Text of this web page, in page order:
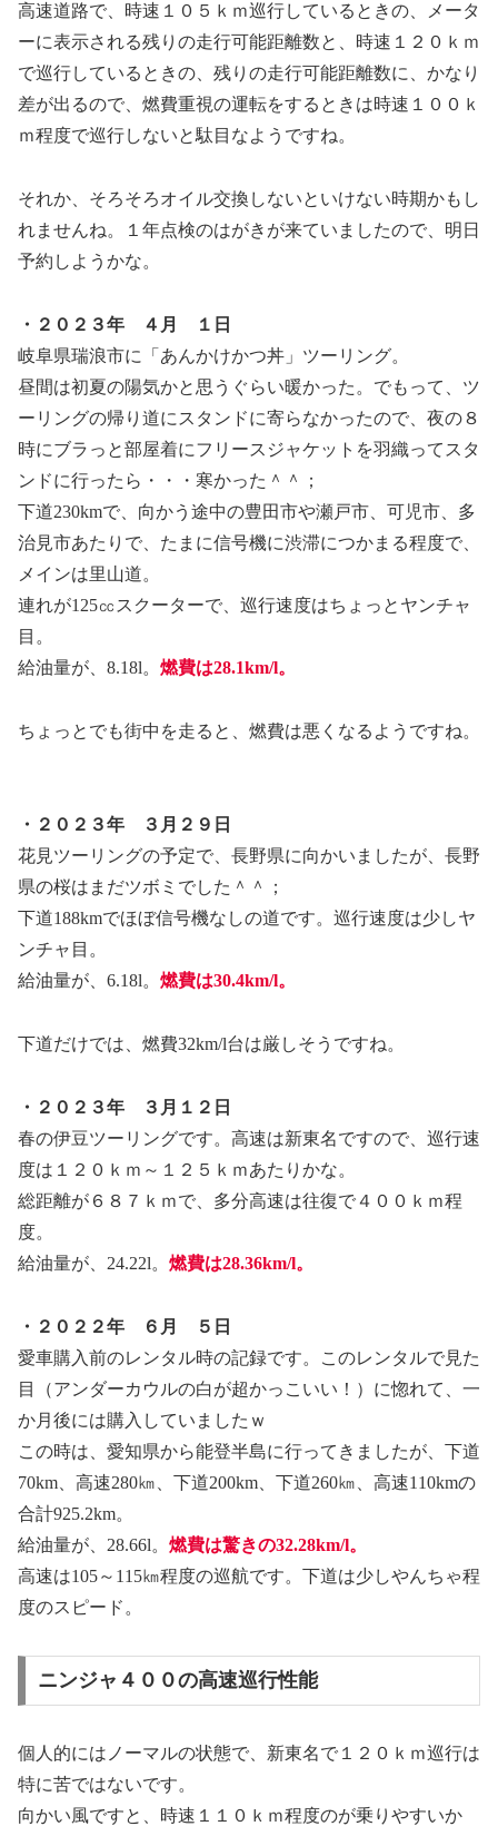
高速道路で、時速１０５ｋｍ巡行しているときの、メータ
ーに表示される残りの走行可能距離数と、時速１２０ｋｍ
で巡行しているときの、残りの走行可能距離数に、かなり
差が出るので、燃費重視の運転をするときは時速１００ｋ
ｍ程度で巡行しないと駄目なようですね。
それか、そろそろオイル交換しないといけない時期かもし
れませんね。１年点検のはがきが来ていましたので、明日
予約しようかな。
・２０２３年 ４月 １日
岐阜県瑞浪市に「あんかけかつ丼」ツーリング。
昼間は初夏の陽気かと思うぐらい暖かった。でもって、ツ
ーリングの帰り道にスタンドに寄らなかったので、夜の８
時にブラっと部屋着にフリースジャケットを羽織ってスタ
ンドに行ったら・・・寒かった＾＾；
下道230kmで、向かう途中の豊田市や瀬戸市、可児市、多
治見市あたりで、たまに信号機に渋滞につかまる程度で、
メインは里山道。
連れが125㏄スクーターで、巡行速度はちょっとヤンチャ
目。
給油量が、8.18l。 燃費は28.1km/l。
ちょっとでも街中を走ると、燃費は悪くなるようですね。
・２０２３年 ３月２９日
花見ツーリングの予定で、長野県に向かいましたが、長野
県の桜はまだツボミでした＾＾；
下道188kmでほぼ信号機なしの道です。巡行速度は少しヤ
ンチャ目。
給油量が、6.18l。 燃費は30.4km/l。
下道だけでは、燃費32km/l台は厳しそうですね。
・２０２３年 ３月１２日
春の伊豆ツーリングです。高速は新東名ですので、巡行速
度は１２０ｋｍ～１２５ｋｍあたりかな。
総距離が６８７ｋｍで、多分高速は往復で４００ｋｍ程
度。
給油量が、24.22l。 燃費は28.36km/l。
・２０２２年 ６月 ５日
愛車購入前のレンタル時の記録です。このレンタルで見た
目（アンダーカウルの白が超かっこいい！）に惚れて、一
か月後には購入していましたｗ
この時は、愛知県から能登半島に行ってきましたが、下道
70km、高速280㎞、下道200km、下道260㎞、高速110kmの
合計925.2km。
給油量が、28.66l。 燃費は驚きの32.28km/l。
高速は105～115㎞程度の巡航です。下道は少しやんちゃ程
度のスピード。
ニンジャ４００の高速巡行性能
個人的にはノーマルの状態で、新東名で１２０ｋｍ巡行は
特に苦ではないです。
向かい風ですと、時速１１０ｋｍ程度のが乗りやすいか